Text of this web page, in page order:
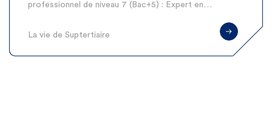
professionnel de niveau 7 (Bac+5) : Expert en…
La vie de Suptertiaire